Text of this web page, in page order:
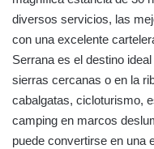
diversos servicios, las
con una excelente
Serrana es el destino
sierras cercanas o en la
cabalgatas, cicloturismo,
camping en marcos
puede convertirse en una